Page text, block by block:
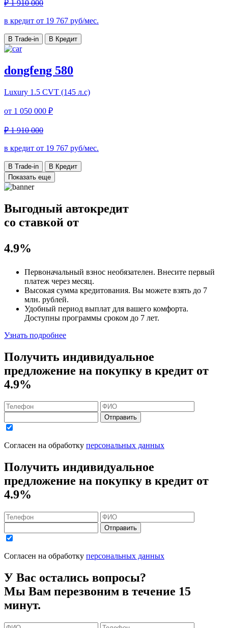
₽ 1 910 000
в кредит от 19 767 руб/мес.
В Trade-in В Кредит
dongfeng 580
Luxury 1.5 CVT (145 л.с)
от 1 050 000 ₽
₽ 1 910 000
в кредит от 19 767 руб/мес.
В Trade-in
В Кредит
Показать еще
Выгодный автокредит
со ставкой от
4.9%
Первоначальный взнос необязателен. Внесите первый
платеж через месяц.
Высокая сумма кредитования. Вы можете взять до 7
млн. рублей.
Удобный период выплат для вашего комфорта.
Доступны программы сроком до 7 лет.
Узнать подробнее
Получить индивидуальное
предложение на покупку в кредит от
4.9%
Отправить
Согласен на обработку персональных данных
Получить индивидуальное
предложение на покупку в кредит от
4.9%
Отправить
Согласен на обработку персональных данных
У Вас остались вопросы?
Мы Вам перезвоним в течение 15
минут.